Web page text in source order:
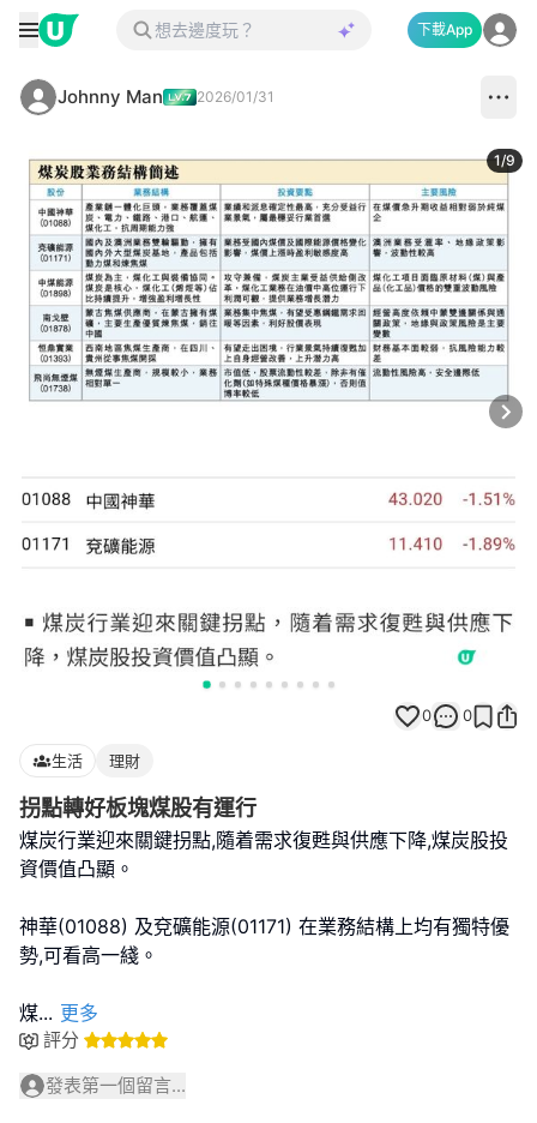
下載App
Johnny Man 2026/01/31
1/9
0 0
生活 理財
拐點轉好板塊煤股有運行
煤炭行業迎來關鍵拐點,隨着需求復甦與供應下降,煤炭股投
資價值凸顯。
神華(01088) 及兗礦能源(01171) 在業務結構上均有獨特優
勢,可看高一綫。
煤... 更多
評分
發表第一個留言...